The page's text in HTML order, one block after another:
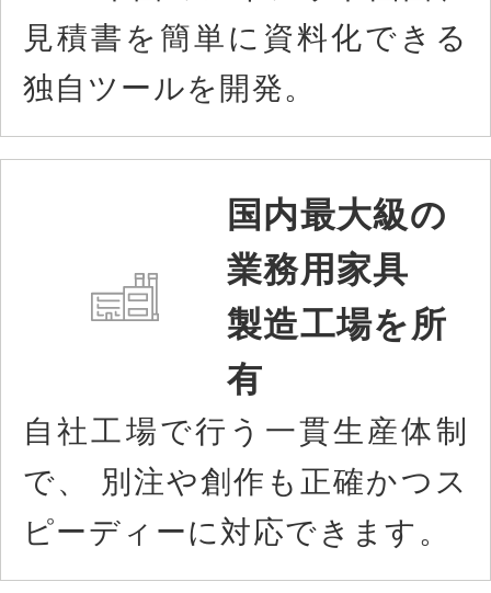
見積書を簡単に資料化できる
独自ツールを開発。
国内最大級の
業務用家具
製造工場を所
有
自社工場で行う一貫生産体制
で、 別注や創作も正確かつス
ピーディーに対応できます。